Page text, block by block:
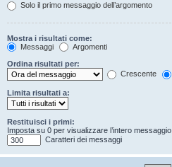
Solo il primo messaggio dell’argomento
Mostra i risultati come:
Messaggi
Argomenti
Ordina risultati per:
Crescente
Limita risultati a:
Restituisci i primi:
Imposta su 0 per visualizzare l’intero messaggio.
Caratteri dei messaggi